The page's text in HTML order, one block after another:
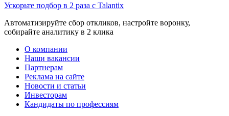
Ускорьте подбор в 2 раза с Talantix
Автоматизируйте сбор откликов, настройте воронку,
собирайте аналитику в 2 клика
О компании
Наши вакансии
Партнерам
Реклама на сайте
Новости и статьи
Инвесторам
Кандидаты по профессиям